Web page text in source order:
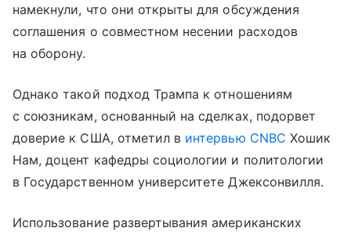
намекнули, что они открыты для обсуждения
соглашения о совместном несении расходов
на оборону.
Однако такой подход Трампа к отношениям
с союзникам, основанный на сделках, подорвет
доверие к США, отметил в интервью CNBC Хошик
Нам, доцент кафедры социологии и политологии
в Государственном университете Джексонвилля.
Использование развертывания американских